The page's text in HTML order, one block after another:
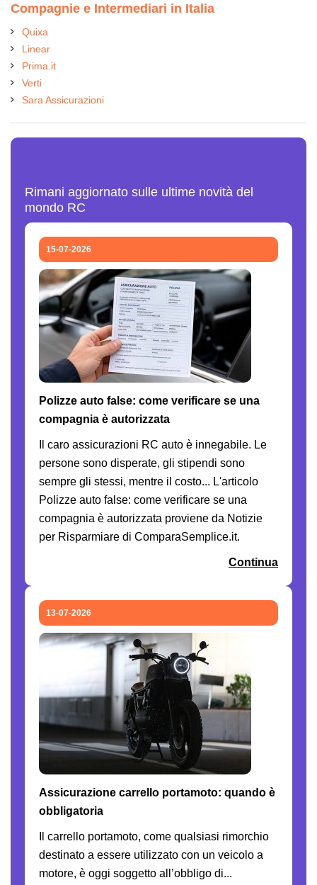
Compagnie e Intermediari in Italia
Quixa
Linear
Prima.it
Verti
Sara Assicurazioni
Rimani aggiornato sulle ultime novità del
mondo RC
15-07-2026
Polizze auto false: come verificare se una
compagnia è autorizzata
Il caro assicurazioni RC auto è innegabile. Le
persone sono disperate, gli stipendi sono
sempre gli stessi, mentre il costo... L'articolo
Polizze auto false: come verificare se una
compagnia è autorizzata proviene da Notizie
per Risparmiare di ComparaSemplice.it.
Continua
13-07-2026
Assicurazione carrello portamoto: quando è
obbligatoria
Il carrello portamoto, come qualsiasi rimorchio
destinato a essere utilizzato con un veicolo a
motore, è oggi soggetto all’obbligo di...